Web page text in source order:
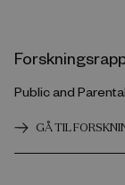
Public and
GÅ TIL